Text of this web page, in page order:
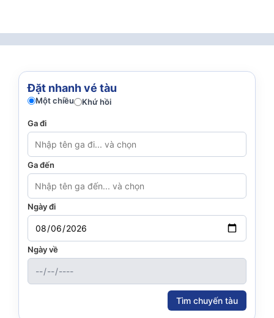
Đặt nhanh vé tàu
Một chiều Khứ hồi
Ga đi
Ga đến
Ngày đi
Ngày về
Tìm chuyến tàu